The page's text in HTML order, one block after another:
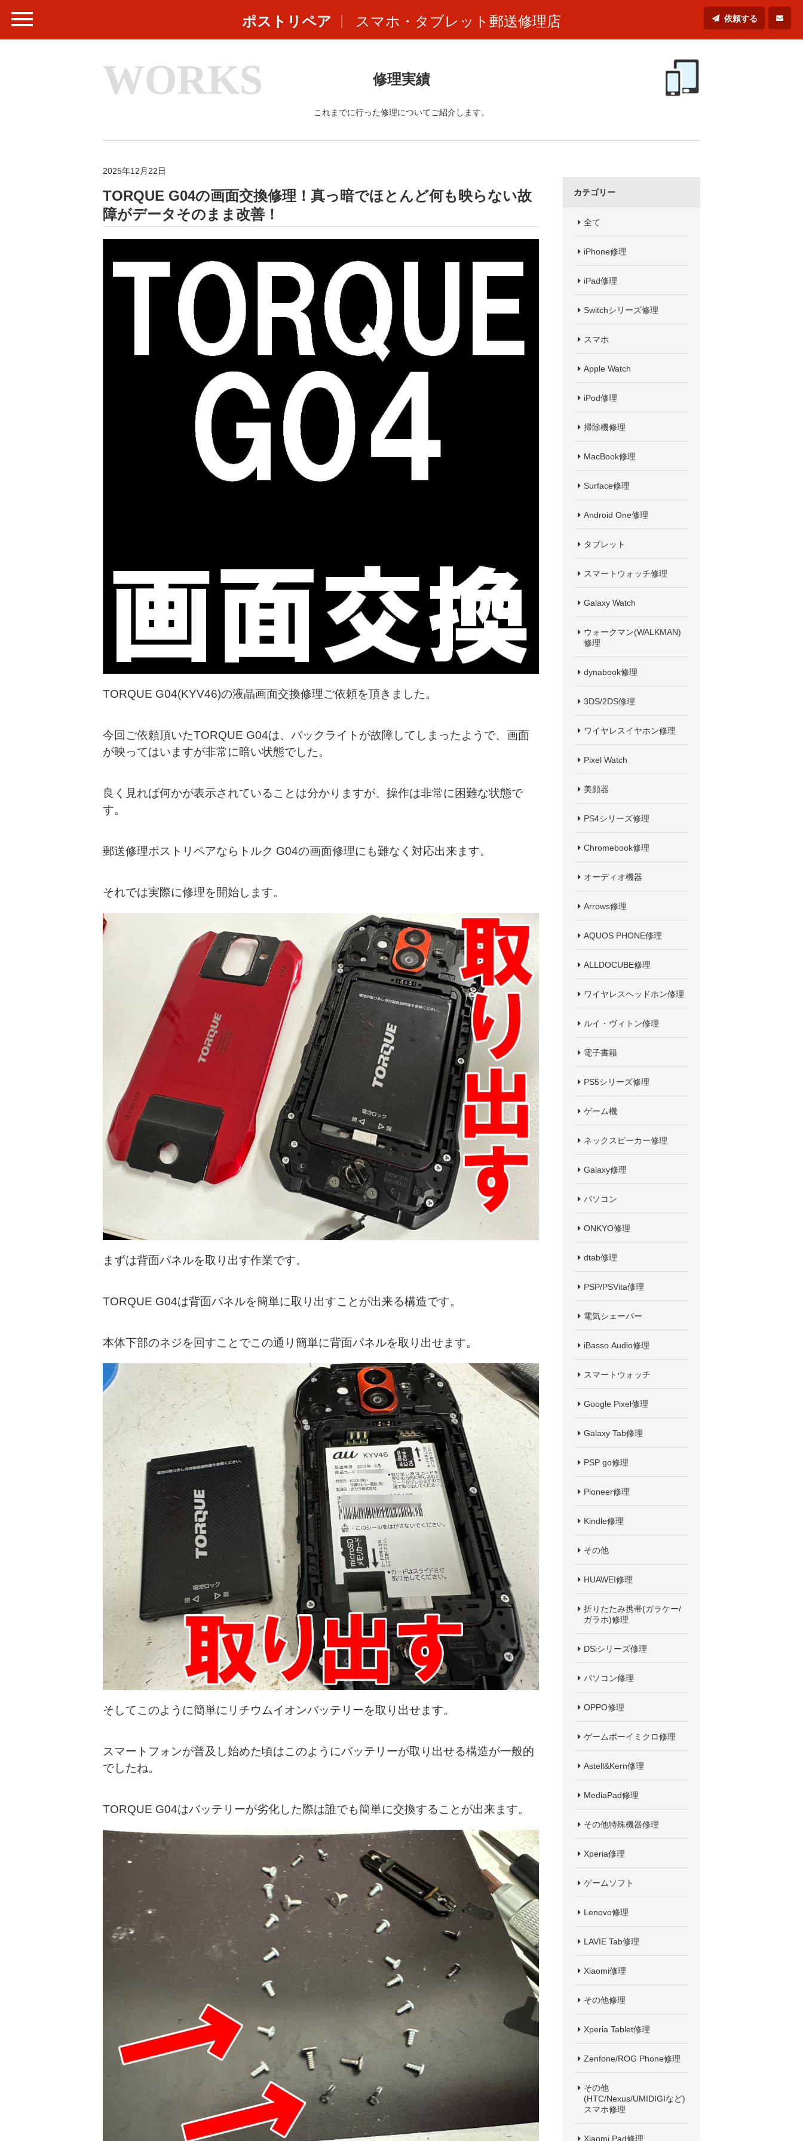
ポストリペア スマホ・タブレット郵送修理店 依頼する
WORKS 修理実績
これまでに行った修理についてご紹介します。
2025年12月22日
TORQUE G04の画面交換修理！真っ暗でほとんど何も映らない故
障がデータそのまま改善！
TORQUE G04(KYV46)の液晶画面交換修理ご依頼を頂きました。
今回ご依頼頂いたTORQUE G04は、バックライトが故障してしまったようで、画面
が映ってはいますが非常に暗い状態でした。
良く見れば何かが表示されていることは分かりますが、操作は非常に困難な状態で
す。
郵送修理ポストリペアならトルク G04の画面修理にも難なく対応出来ます。
それでは実際に修理を開始します。
まずは背面パネルを取り出す作業です。
TORQUE G04は背面パネルを簡単に取り出すことが出来る構造です。
本体下部のネジを回すことでこの通り簡単に背面パネルを取り出せます。
そしてこのように簡単にリチウムイオンバッテリーを取り出せます。
スマートフォンが普及し始めた頃はこのようにバッテリーが取り出せる構造が一般的
でしたね。
TORQUE G04はバッテリーが劣化した際は誰でも簡単に交換することが出来ます。
カテゴリー
全て
iPhone修理
iPad修理
Switchシリーズ修理
スマホ
Apple Watch
iPod修理
掃除機修理
MacBook修理
Surface修理
Android One修理
タブレット
スマートウォッチ修理
Galaxy Watch
ウォークマン(WALKMAN)
修理
dynabook修理
3DS/2DS修理
ワイヤレスイヤホン修理
Pixel Watch
美顔器
PS4シリーズ修理
Chromebook修理
オーディオ機器
Arrows修理
AQUOS PHONE修理
ALLDOCUBE修理
ワイヤレスヘッドホン修理
ルイ・ヴィトン修理
電子書籍
PS5シリーズ修理
ゲーム機
ネックスピーカー修理
Galaxy修理
パソコン
ONKYO修理
dtab修理
PSP/PSVita修理
電気シェーバー
iBasso Audio修理
スマートウォッチ
Google Pixel修理
Galaxy Tab修理
PSP go修理
Pioneer修理
Kindle修理
その他
HUAWEI修理
折りたたみ携帯(ガラケー/
ガラホ)修理
DSiシリーズ修理
パソコン修理
OPPO修理
ゲームボーイミクロ修理
Astell&Kern修理
MediaPad修理
その他特殊機器修理
Xperia修理
ゲームソフト
Lenovo修理
LAVIE Tab修理
Xiaomi修理
その他修理
Xperia Tablet修理
Zenfone/ROG Phone修理
その他
(HTC/Nexus/UMIDIGIなど)
スマホ修理
Xiaomi Pad修理